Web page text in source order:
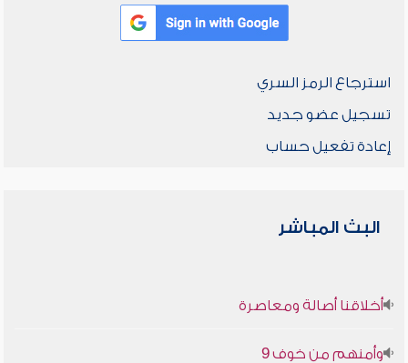
استرجاع الرمز السري
تسجيل عضو جديد
إعادة تفعيل حساب
البث المباشر
أخلاقنا أصالة ومعاصرة
وأمنهم من خوف 9